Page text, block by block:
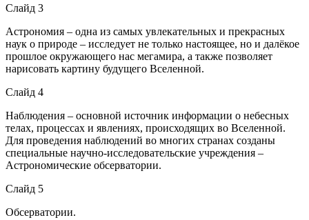
Слайд 3
Астрономия – одна из самых увлекательных и прекрасных
наук о природе – исследует не только настоящее, но и далёкое
прошлое окружающего нас мегамира, а также позволяет
нарисовать картину будущего Вселенной.
Слайд 4
Наблюдения – основной источник информации о небесных
телах, процессах и явлениях, происходящих во Вселенной.
Для проведения наблюдений во многих странах созданы
специальные научно-исследовательские учреждения –
Астрономические обсерватории.
Слайд 5
Обсерватории.